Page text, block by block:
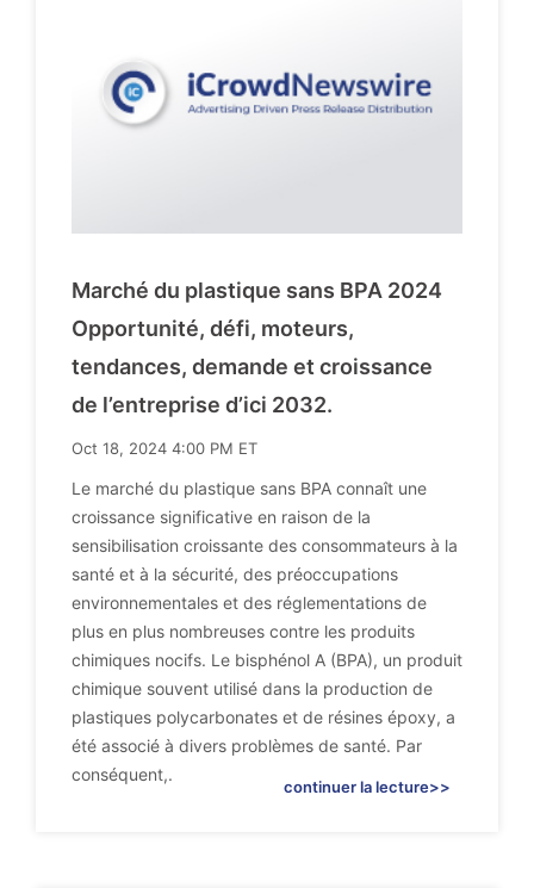
Marché du plastique sans BPA 2024
Opportunité, défi, moteurs,
tendances, demande et croissance
de l’entreprise d’ici 2032.
Oct 18, 2024 4:00 PM ET
Le marché du plastique sans BPA connaît une
croissance significative en raison de la
sensibilisation croissante des consommateurs à la
santé et à la sécurité, des préoccupations
environnementales et des réglementations de
plus en plus nombreuses contre les produits
chimiques nocifs. Le bisphénol A (BPA), un produit
chimique souvent utilisé dans la production de
plastiques polycarbonates et de résines époxy, a
été associé à divers problèmes de santé. Par
conséquent,.
continuer la lecture>>